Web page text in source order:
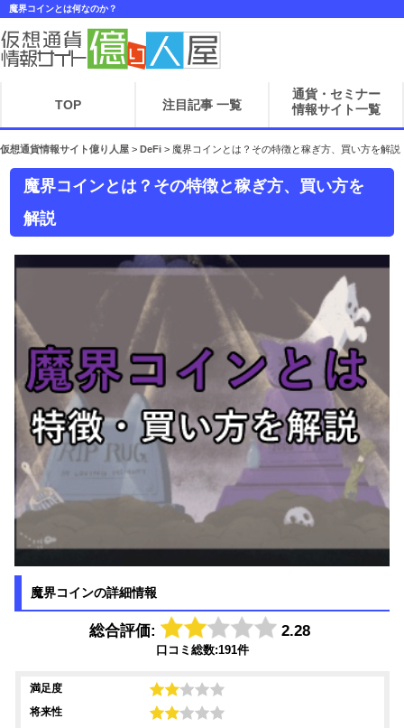
魔界コインとは何なのか？
TOP 注目記事 一覧
通貨・セミナー
情報サイト一覧
仮想通貨情報サイト億り人屋 > DeFi > 魔界コインとは？その特徴と稼ぎ方、買い方を解説
魔界コインとは？その特徴と稼ぎ方、買い方を
解説
魔界コインの詳細情報
総合評価: 2.28
口コミ総数:191件
満足度
将来性